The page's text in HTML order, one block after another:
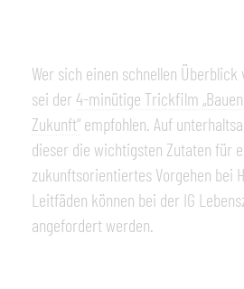
Wer sich einen schnellen
sei der 4-minütige Trickfilm
Zukunft“ empfohlen. Auf
dieser die wichtigsten Zutaten für
zukunftsorientiertes Vorgehen bei
Leitfäden können bei der IG
angefordert werden.